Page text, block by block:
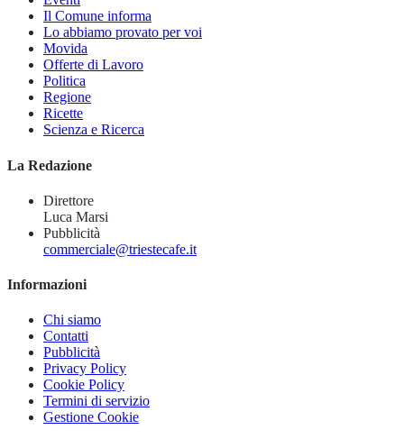
Il Comune informa
Lo abbiamo provato per voi
Movida
Offerte di Lavoro
Politica
Regione
Ricette
Scienza e Ricerca
La Redazione
Direttore
Luca Marsi
Pubblicità
commerciale@triestecafe.it
Informazioni
Chi siamo
Contatti
Pubblicità
Privacy Policy
Cookie Policy
Termini di servizio
Gestione Cookie